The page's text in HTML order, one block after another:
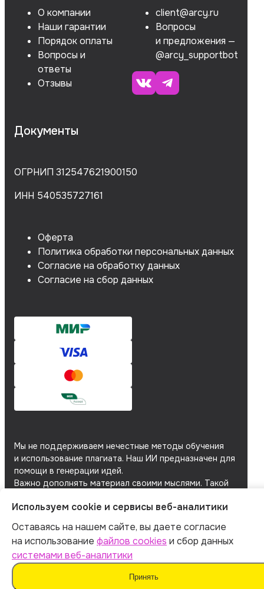
О компании
Наши гарантии
Порядок оплаты
Вопросы и
ответы
Отзывы
client@arcy.ru
Вопросы
и предложения —
@arcy_supportbot
Документы
ОГРНИП 312547621900150
ИНН 540535727161
Оферта
Политика обработки персональных данных
Согласие на обработку данных
Согласие на сбор данных
Мы не поддерживаем нечестные методы обучения
и использование плагиата. Наш ИИ предназначен для
помощи в генерации идей.
Важно дополнять материал своими мыслями. Такой
и академическую честность вашей работы.
Мы используемфайлы cookieисервисы веб-
аналитикидля персонализации сервисов
и повышения удобства пользования сайтом.
Если вы не согласны на их использование, поменяйте
Используем cookie и сервисы веб-аналитики
Оставаясь на нашем сайте, вы даете согласие
на использование файлов cookies и сбор данных
системами веб-аналитики
Принять